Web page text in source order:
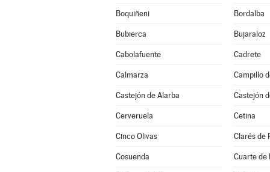
Boquiñeni Bordalba
Bubierca Bujaraloz
Cabolafuente Cadrete
Calmarza Campillo
Castejón de Alarba Castejón
Cerveruela Cetina
Cinco Olivas Clarés de
Cosuenda Cuarte de